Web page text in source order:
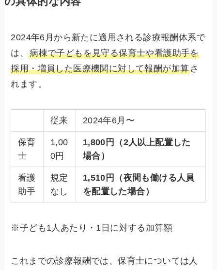
2024年6月から新たに適用される診療報酬体系で
は、病棟で子どもを見守る保育士や看護助手を
採用・増員した医療機関に対して報酬が加算さ
れます。
従来 2024年6月〜
保育
士
1,00
0円
1,800円
（2人以上配置した
場合）
看護
助手
規定
なし
1,510円
（夜間も働ける人員
を配置した場合）
※子ども1人あたり・1日に対する加算額
これまでの診療報酬では、保育士については人